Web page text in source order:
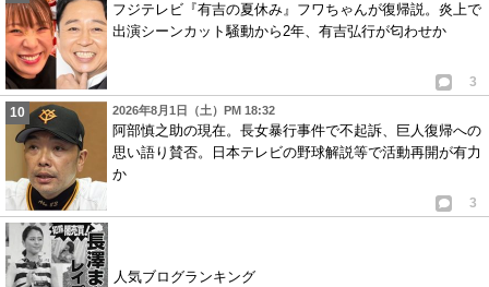
フジテレビ『有吉の夏休み』フワちゃんが復帰説。炎上で
出演シーンカット騒動から2年、有吉弘行が匂わせか
3
2026年8月1日（土）PM 18:32
阿部慎之助の現在。長女暴行事件で不起訴、巨人復帰への
思い語り賛否。日本テレビの野球解説等で活動再開が有力
か
3
人気ブログランキング